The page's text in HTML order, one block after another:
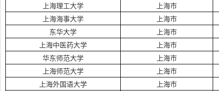
上海理工大学
上海市
上海海事大学
上海市
东华大学
上海市
上海中医药大学
上海市
华东师范大学
上海市
上海师范大学
上海市
上海外国语大学
上海市